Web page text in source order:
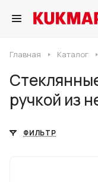
Главная Каталог
ручкой из
ФИЛЬТР